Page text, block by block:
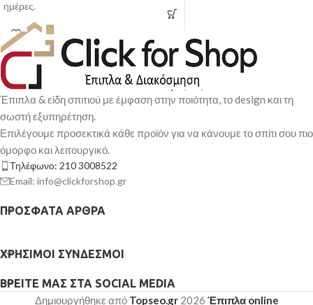
ημέρες.
Έπιπλα & είδη σπιτιού με έμφαση στην ποιότητα, το design και τη
σωστή εξυπηρέτηση.
Επιλέγουμε προσεκτικά κάθε προϊόν για να κάνουμε το σπίτι σου πιο
όμορφο και λειτουργικό.
Τηλέφωνο: 210 3008522
Email: info@clickforshop.gr
ΠΡΌΣΦΑΤΑ ΆΡΘΡΑ
ΧΡΉΣΙΜΟΙ ΣΎΝΔΕΣΜΟΙ
ΒΡΕΊΤΕ ΜΑΣ ΣΤΑ SOCIAL MEDIA
Δημιουργήθηκε από Topseo.gr2026 Έπιπλα online